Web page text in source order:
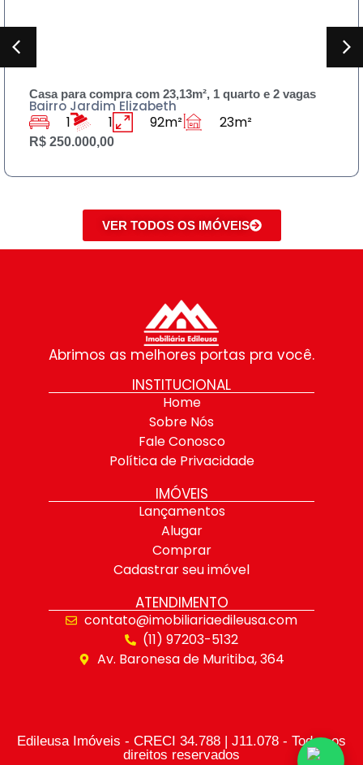
2 vagas Sobrado para compra 230m² , 3 quartos
Bairro Jardim Rodolfo Pirani
3 3
VER TODOS OS IMÓVEIS
Abrimos as melhores portas pra você.
INSTITUCIONAL
Home
Sobre Nós
Fale Conosco
Política de Privacidade
IMÓVEIS
Lançamentos
Alugar
Comprar
Cadastrar seu imóvel
ATENDIMENTO
contato@imobiliariaedileusa.com
(11) 97203-5132
Av. Baronesa de Muritiba, 364
Edileusa Imóveis - CRECI 34.788 | J11.078 - Todos os
direitos reservados